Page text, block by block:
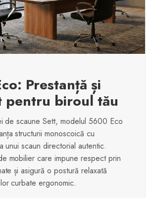
Prestanță și
pentru biroul tău
de scaune Sett, modelul 5600 Eco
structurii monoscoică cu
unui scaun directorial autentic.
mobilier care impune respect prin
și asigură o postură relaxată
curbate ergonomic.